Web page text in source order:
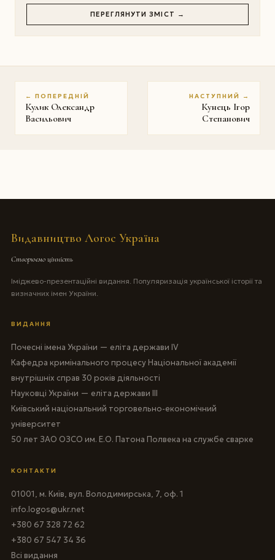
ПЕРЕГЛЯНУТИ ЗМІСТ →
← ПОПЕРЕДНІЙ
Кулик Олександр
Васильович
НАСТУПНИЙ →
Кунець Ігор
Степанович
Видавництво Логос Україна
Створюємо цінність
Іміджево-презентаційні видання. Популяризація української історії та
визначних імен України.
ВИДАННЯ
Почесні імена України — еліта держави IV
Кафедра кримінального процесу Національної академії
внутрішніх справ 30 років діяльності
Науковці України — еліта держави III
Київський національний торговельно-економічний
університет
50 лет ЗАО ОЗСО им. Е.О. Патона Полвека на службе сварке
КОНТАКТИ
01001, м. Київ, вул. Володимирська, 7, оф. 1
info.logos@ukr.net
+380 67 328 72 62
+380 67 547 34 36
Всі видання